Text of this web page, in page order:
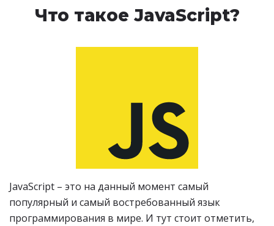
Что такое JavaScript?
JavaScript – это на данный момент самый
популярный и самый востребованный язык
программирования в мире. И тут стоит отметить,